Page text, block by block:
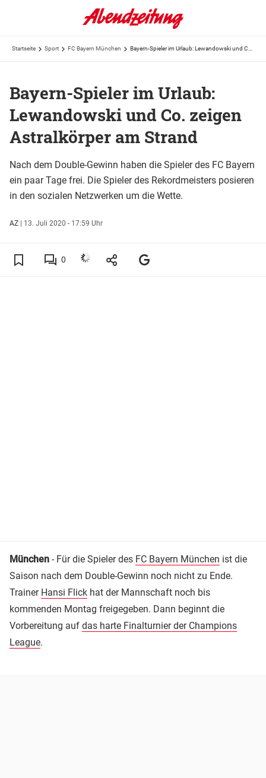
Startseite Sport FC Bayern München
Bayern-Spieler im Urlaub:
Lewandowski und Co. zeigen
Astralkörper am Strand
Nach dem Double-Gewinn haben die Spieler des FC Bayern
ein paar Tage frei. Die Spieler des Rekordmeisters posieren
in den sozialen Netzwerken um die Wette.
AZ | 13. Juli 2020 - 17:59 Uhr
0
München - Für die Spieler des FC Bayern München ist die
Saison nach dem Double-Gewinn noch nicht zu Ende.
Trainer Hansi Flick hat der Mannschaft noch bis
kommenden Montag freigegeben. Dann beginnt die
Vorbereitung auf das harte Finalturnier der Champions
League.